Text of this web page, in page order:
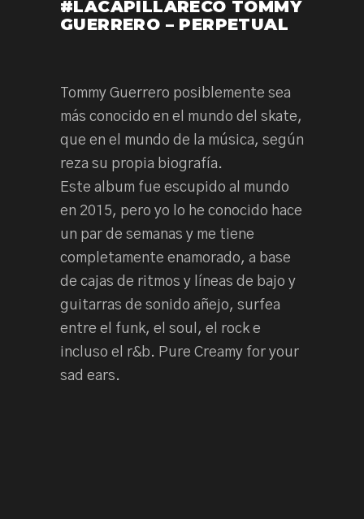
#LACAPILLARECO TOMMY
GUERRERO – PERPETUAL
Tommy Guerrero posiblemente sea
más conocido en el mundo del skate,
que en el mundo de la música, según
reza su propia biografía.
Este album fue escupido al mundo
en 2015, pero yo lo he conocido hace
un par de semanas y me tiene
completamente enamorado, a base
de cajas de ritmos y líneas de bajo y
guitarras de sonido añejo, surfea
entre el funk, el soul, el rock e
incluso el r&b. Pure Creamy for your
sad ears.